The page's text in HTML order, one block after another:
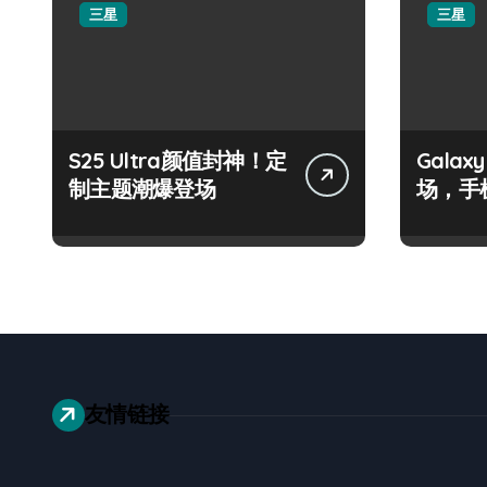
三星
S25 Ultra颜值封神！定
制主题潮爆登场
三星
场，手
友情链接